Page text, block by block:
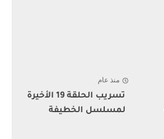
منذ عام
تسريب الحلقة 19 الأخيرة
لمسلسل الخطيفة